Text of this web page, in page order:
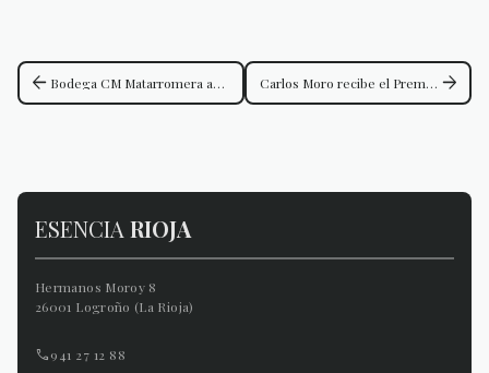
arrow_back Bodega CM Matarromera afianza su liderazgo con 95 puntos James Suckling para Viña Garugele, su Viñedo Singular Carlos Moro recibe el Premio de Honor de Castilla y León Económica por una trayectoria innovadora y transformadora en el sector agroalimentario arrow_forward
ESENCIA RIOJA
Hermanos Moroy 8
26001 Logroño (La Rioja)
941 27 12 88